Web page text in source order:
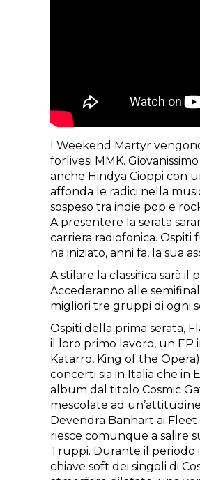
I Weekend Martyr
forlivesi MMK.
anche Hindya Cioppi con
affonda le radici nella
sospeso tra indie pop e
A presentere la serata
carriera radiofonica.
ha iniziato, anni fa, la sua
A stilare la classifica sarà il
Accederanno alle
migliori tre gruppi di ogni
Ospiti della prima serata,
il loro primo lavoro, un EP
Katarro, King of the
concerti sia in Italia che in
album dal titolo Cosmic
mescolate ad
Devendra Banhart ai
riesce comunque a salire
Truppi. Durante il periodo
chiave soft dei singoli di